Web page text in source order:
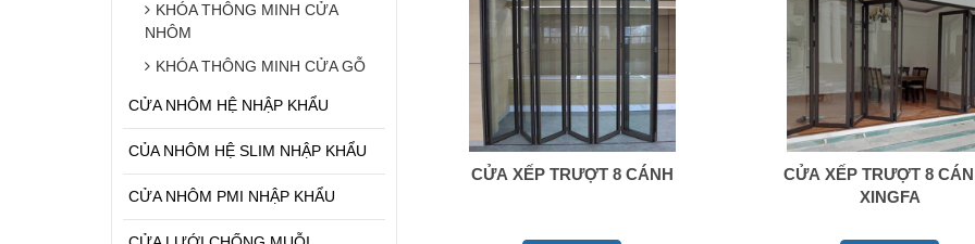
KHÓA THÔNG MINH CỬA
NHÔM
KHÓA THÔNG MINH CỬA GỖ
CỬA NHÔM HỆ NHẬP KHẨU
CỦA NHÔM HỆ SLIM NHẬP KHẨU
CỬA NHÔM PMI NHẬP KHẨU
0938 414 005
CỬA XẾP TRƯỢT 8 CÁNH 0938 414 005
CỬA XẾP TRƯỢT 8
XINGFA